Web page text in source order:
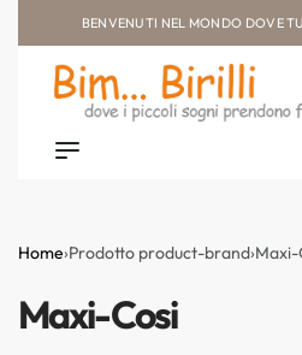
BENVENUTI NEL MONDO DOVE
Home›Prodotto product-brand›Maxi-
Maxi-Cosi